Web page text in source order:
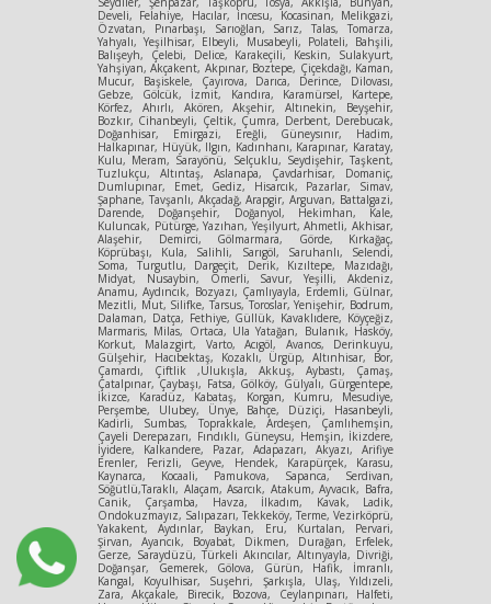
Develi, Felahiye, Hacılar, İncesu, Kocasinan, Melikgazi,
Özvatan, Pınarbaşı, Sarıoğlan, Sarız, Talas, Tomarza,
Yahyalı, Yeşilhisar, Elbeyli, Musabeyli, Polateli, Bahşili,
Balışeyh, Çelebi, Delice, Karakeçili, Keskin, Sulakyurt,
Yahşiyan, Akçakent, Akpınar, Boztepe, Çiçekdağı, Kaman,
Mucur, Başiskele, Çayırova, Darıca, Derince, Dilovası,
Gebze, Gölcük, İzmit, Kandıra, Karamürsel, Kartepe,
Körfez, Ahırlı, Akören, Akşehir, Altınekin, Beyşehir,
Bozkır, Cihanbeyli, Çeltik, Çumra, Derbent, Derebucak,
Doğanhisar, Emirgazi, Ereğli, Güneysınır, Hadim,
Halkapınar, Hüyük, Ilgın, Kadınhanı, Karapınar, Karatay,
Kulu, Meram, Sarayönü, Selçuklu, Seydişehir, Taşkent,
Tuzlukçu, Altıntaş, Aslanapa, Çavdarhisar, Domaniç,
Dumlupınar, Emet, Gediz, Hisarcık, Pazarlar, Simav,
Şaphane, Tavşanlı, Akçadağ, Arapgir, Arguvan, Battalgazi,
Darende, Doğanşehir, Doğanyol, Hekimhan, Kale,
Kuluncak, Pütürge, Yazıhan, Yeşilyurt, Ahmetli, Akhisar,
Alaşehir, Demirci, Gölmarmara, Görde, Kırkağaç,
Köprübaşı, Kula, Salihli, Sarıgöl, Saruhanlı, Selendi,
Soma, Turgutlu, Dargeçit, Derik, Kızıltepe, Mazıdağı,
Midyat, Nusaybin, Ömerli, Savur, Yeşilli, Akdeniz,
Anamu, Aydıncık, Bozyazı, Çamlıyayla, Erdemli, Gülnar,
Mezitli, Mut, Silifke, Tarsus, Toroslar, Yenişehir, Bodrum,
Dalaman, Datça, Fethiye, Güllük, Kavaklıdere, Köyçeğiz,
Marmaris, Milas, Ortaca, Ula Yatağan, Bulanık, Hasköy,
Korkut, Malazgirt, Varto, Acıgöl, Avanos, Derinkuyu,
Gülşehir, Hacıbektaş, Kozaklı, Ürgüp, Altınhisar, Bor,
Çamardı, Çiftlik ,Ulukışla, Akkuş, Aybastı, Çamaş,
Çatalpınar, Çaybaşı, Fatsa, Gölköy, Gülyalı, Gürgentepe,
İkizce, Karadüz, Kabataş, Korgan, Kumru, Mesudiye,
Perşembe, Ulubey, Ünye, Bahçe, Düziçi, Hasanbeyli,
Kadirli, Sumbas, Toprakkale, Ardeşen, Çamlıhemşin,
Çayeli Derepazarı, Fındıklı, Güneysu, Hemşin, İkizdere,
İyidere, Kalkandere, Pazar, Adapazarı, Akyazı, Arifiye
Erenler, Ferizli, Geyve, Hendek, Karapürçek, Karasu,
Kaynarca, Kocaali, Pamukova, Sapanca, Serdivan,
Söğütlü,Taraklı, Alaçam, Asarcık, Atakum, Ayvacık, Bafra,
Canik, Çarşamba, Havza, İlkadım, Kavak, Ladik,
Ondokuzmayız, Salıpazarı, Tekkeköy, Terme, Vezirköprü,
Yakakent, Aydınlar, Baykan, Eru, Kurtalan, Pervari,
Şirvan, Ayancık, Boyabat, Dikmen, Durağan, Erfelek,
Gerze, Saraydüzü, Türkeli Akıncılar, Altınyayla, Divriği,
Doğanşar, Gemerek, Gölova, Gürün, Hafik, İmranlı,
Kangal, Koyulhisar, Suşehri, Şarkışla, Ulaş, Yıldızeli,
Zara, Akçakale, Birecik, Bozova, Ceylanpınarı, Halfeti,